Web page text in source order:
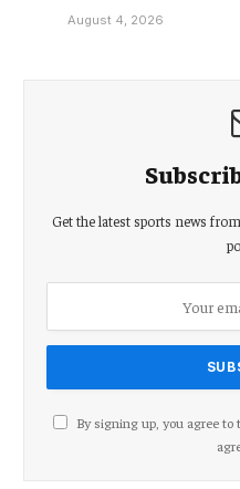
August 4, 2026
Get the latest sports news
By signing up, you agree to